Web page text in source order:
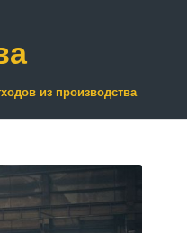
из производства